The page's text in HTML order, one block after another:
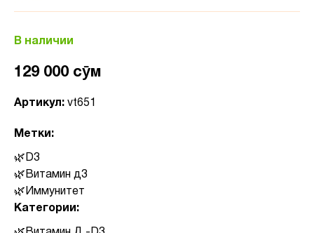
В наличии
129 000 сӯм
Артикул: vt651
Метки:
D3
Витамин д3
Иммунитет
Категории: